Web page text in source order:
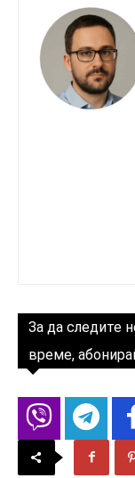
За да следите
време,